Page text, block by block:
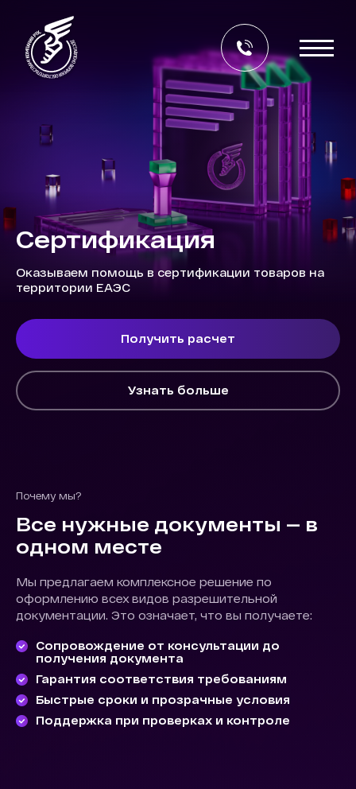
Сертификация
Оказываем помощь в сертификации товаров на
территории ЕАЭС
Получить расчет
Узнать больше
Почему мы?
Все нужные документы — в
одном месте
Мы предлагаем комплексное решение по
оформлению всех видов разрешительной
документации. Это означает, что вы получаете:
Сопровождение от консультации до
получения документа
Гарантия соответствия требованиям
Быстрые сроки и прозрачные условия
Поддержка при проверках и контроле